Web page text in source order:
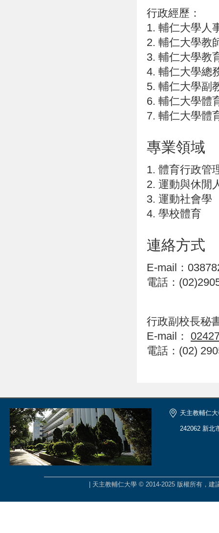
行政經歷：
1. 輔仁大學人
2. 輔仁大學教
3. 輔仁大學教
4. 輔仁大學總
5. 輔仁大學副
6. 輔仁大學體
7. 輔仁大學體
專業領域
1. 體育行政管
2. 運動與休閒
3. 運動社會學
4. 學校體育
連絡方式
E-mail：
電話：
行政副校長秘
E-mail：
電話：(02)
天主教輔仁
242062 新北
| 天主教輔仁大學 © 2014-2025 版權所有，